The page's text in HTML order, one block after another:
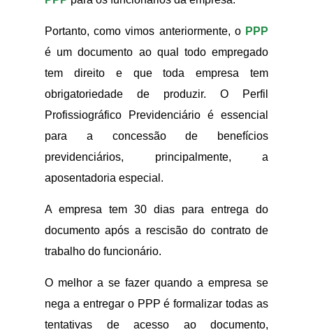
Portanto, como vimos anteriormente, o PPP
é um documento ao qual todo empregado
tem direito e que toda empresa tem
obrigatoriedade de produzir. O Perfil
Profissiográfico Previdenciário é essencial
para a concessão de benefícios
previdenciários, principalmente, a
aposentadoria especial.
A empresa tem 30 dias para entrega do
documento após a rescisão do contrato de
trabalho do funcionário.
O melhor a se fazer quando a empresa se
nega a entregar o PPP é formalizar todas as
tentativas de acesso ao documento,